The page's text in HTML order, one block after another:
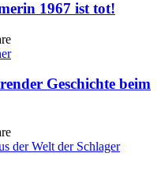
1967 ist tot!
Geschichte beim